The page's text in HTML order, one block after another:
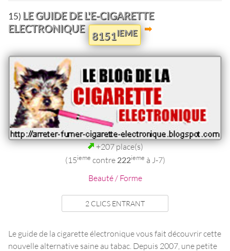
15) LE GUIDE DE L'E-CIGARETTE
ELECTRONIQUE
8151IEME
+207 place(s)
(15ieme contre 222ieme à J-7)
Beauté / Forme
2 CLICS ENTRANT
Le guide de la cigarette électronique vous fait découvrir cette
nouvelle alternative saine au tabac. Depuis 2007, une petite